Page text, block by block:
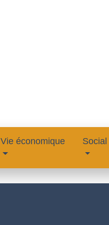
Vie économique